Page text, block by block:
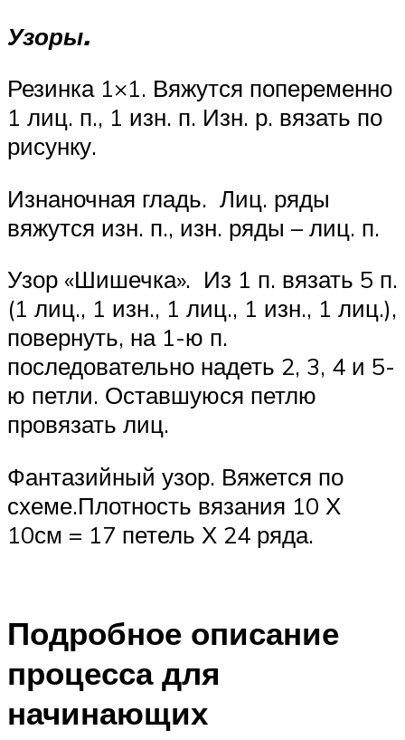
Узоры.
Резинка 1×1. Вяжутся попеременно
1 лиц. п., 1 изн. п. Изн. р. вязать по
рисунку.
Изнаночная гладь. Лиц. ряды
вяжутся изн. п., изн. ряды – лиц. п.
Узор «Шишечка». Из 1 п. вязать 5 п.
(1 лиц., 1 изн., 1 лиц., 1 изн., 1 лиц.),
повернуть, на 1-ю п.
последовательно надеть 2, 3, 4 и 5-
ю петли. Оставшуюся петлю
провязать лиц.
Фантазийный узор. Вяжется по
схеме.Плотность вязания 10 Х
10см = 17 петель Х 24 ряда.
Подробное описание
процесса для
начинающих